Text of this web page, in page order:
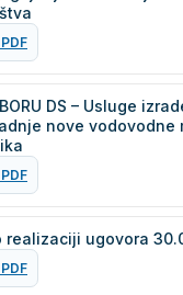
DS – Usluge
nove vodovodne
realizaciji ugovora